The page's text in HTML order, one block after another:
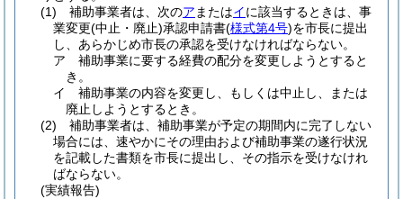
(1)
補助事業者は、次のア またはイに該当するときは、事
業変更(中止・廃止)承認申請書(様式第4号)を市長に提出
し、あらかじめ市長の承認を受けなければならない。
ア
補助事業に要する経費の配分を変更しようとすると
き。
イ
補助事業の内容を変更し、もしくは中止し、または
廃止しようとするとき。
(2)
補助事業者は、補助事業が予定の期間内に完了しない
場合には、速やかにその理由および補助事業の遂行状況
を記載した書類を市長に提出し、その指示を受けなけれ
ばならない。
(実績報告)